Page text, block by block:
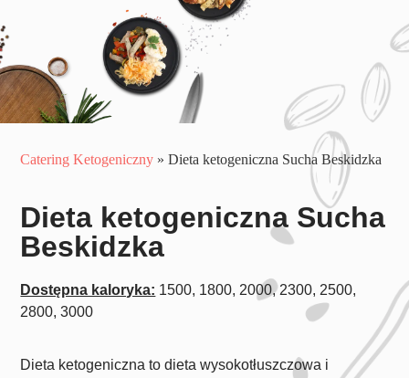
Catering Ketogeniczny »Dieta ketogeniczna Sucha Beskidzka
Dieta ketogeniczna Sucha
Beskidzka
Dostępna kaloryka: 1500, 1800, 2000, 2300, 2500,
2800, 3000
Dieta ketogeniczna to dieta wysokotłuszczowa i